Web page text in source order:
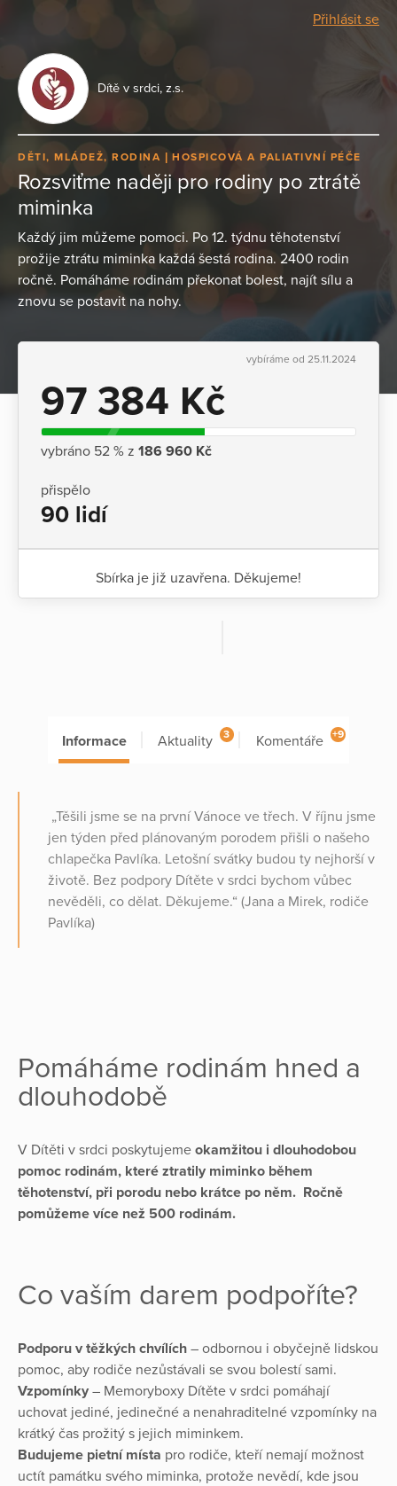
Přihlásit se
Dítě v srdci, z.s.
DĚTI, MLÁDEŽ, RODINA HOSPICOVÁ A PALIATIVNÍ PÉČE
Rozsviťme naději pro rodiny po ztrátě
miminka
Každý jim můžeme pomoci. Po 12. týdnu těhotenství
prožije ztrátu miminka každá šestá rodina. 2400 rodin
ročně. Pomáháme rodinám překonat bolest, najít sílu a
znovu se postavit na nohy.
vybíráme od 25.11.2024
97 384 Kč
vybráno 52 % z 186 960 Kč
přispělo
90 lidí
Sbírka je již uzavřena. Děkujeme!
Informace Aktuality 3 Komentáře +9
„Těšili jsme se na první Vánoce ve třech. V říjnu jsme
jen týden před plánovaným porodem přišli o našeho
chlapečka Pavlíka. Letošní svátky budou ty nejhorší v
životě. Bez podpory Dítěte v srdci bychom vůbec
nevěděli, co dělat. Děkujeme.“ (Jana a Mirek, rodiče
Pavlíka)
Pomáháme rodinám hned a
dlouhodobě
V Dítěti v srdci poskytujeme okamžitou i dlouhodobou
pomoc rodinám, které ztratily miminko během
těhotenství, při porodu nebo krátce po něm. Ročně
pomůžeme více než 500 rodinám.
Co vaším darem podpoříte?
Podporu v těžkých chvílích – odbornou i obyčejně lidskou
pomoc, aby rodiče nezůstávali se svou bolestí sami.
Vzpomínky – Memoryboxy Dítěte v srdci pomáhají
uchovat jediné, jedinečné a nenahraditelné vzpomínky na
krátký čas prožitý s jejich miminkem.
Budujeme pietní místa pro rodiče, kteří nemají možnost
uctít památku svého miminka, protože nevědí, kde jsou